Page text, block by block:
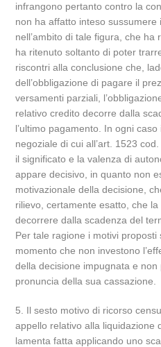
infrangono pertanto contro la
non ha affatto inteso
nell’ambito di tale figura, che
ha ritenuto soltanto di poter
riscontri alla conclusione che,
dell’obbligazione di pagare il
versamenti parziali,
relativo credito decorre dalla
l’ultimo pagamento. In ogni
negoziale di cui all’art. 1523
il significato e la valenza di
appare decisivo, in quanto non
motivazionale della decisione,
rilievo, certamente esatto, che
decorrere dalla scadenza del
Per tale ragione i motivi proposti
momento che non investono
della decisione impugnata e
pronuncia della sua cassazione.
5. Il sesto motivo di ricorso
appello relativo alla liquidazione
lamenta fatta applicando uno